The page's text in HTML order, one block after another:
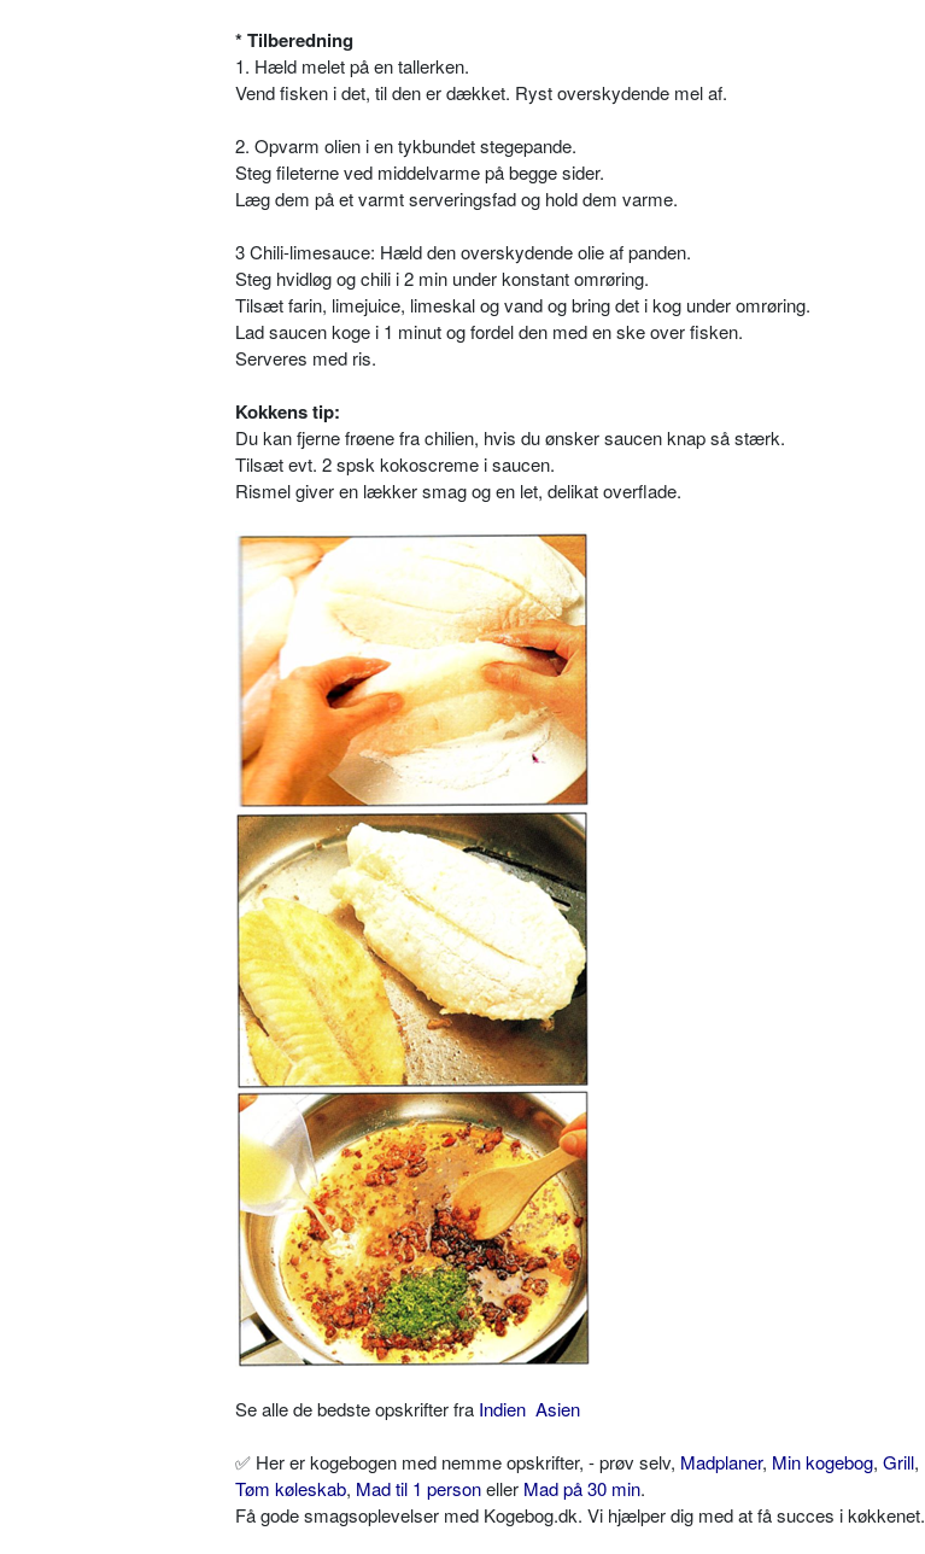
* Tilberedning
1. Hæld melet på en tallerken.
Vend fisken i det, til den er dækket. Ryst overskydende mel af.
2. Opvarm olien i en tykbundet stegepande.
Steg fileterne ved middelvarme på begge sider.
Læg dem på et varmt serveringsfad og hold dem varme.
3 Chili-limesauce: Hæld den overskydende olie af panden.
Steg hvidløg og chili i 2 min under konstant omrøring.
Tilsæt farin, limejuice, limeskal og vand og bring det i kog under omrøring.
Lad saucen koge i 1 minut og fordel den med en ske over fisken.
Serveres med ris.
Kokkens tip:
Du kan fjerne frøene fra chilien, hvis du ønsker saucen knap så stærk.
Tilsæt evt. 2 spsk kokoscreme i saucen.
Rismel giver en lækker smag og en let, delikat overflade.
Se alle de bedste opskrifter fra Indien Asien
✅ Her er kogebogen med nemme opskrifter, - prøv selv, Madplaner, Min kogebog, Grill,
Tøm køleskab, Mad til 1 personeller Mad på 30 min.
Få gode smagsoplevelser med Kogebog.dk. Vi hjælper dig med at få succes i køkkenet.